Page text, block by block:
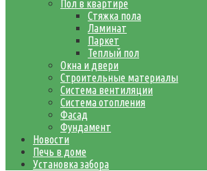
Пол в квартире
Стяжка пола
Ламинат
Паркет
Теплый пол
Окна и двери
Строительные материалы
Система вентиляции
Система отопления
Фасад
Фундамент
Новости
Печь в доме
Установка забора